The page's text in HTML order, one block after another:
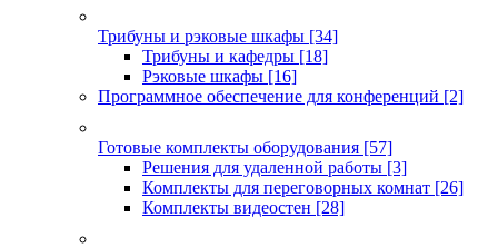
Трибуны и рэковые шкафы [34]
Трибуны и кафедры [18]
Рэковые шкафы [16]
Программное обеспечение для конференций [2]
Готовые комплекты оборудования [57]
Решения для удаленной работы [3]
Комплекты для переговорных комнат [26]
Комплекты видеостен [28]